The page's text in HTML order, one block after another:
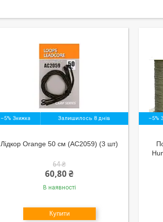
–5% Залишилось 8 днів
Лідкор Orange 50 см (AC2059) (3 шт)
64 ₴
60,80 ₴
В наявності
Купити
–5%